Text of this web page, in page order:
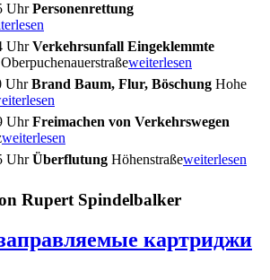
UhrPersonenrettung
UhrVerkehrsunfall Eingeklemmte
weiterlesen
UhrBrand Baum, Flur, Böschung Hohe
UhrFreimachen von Verkehrswegen
weiterlesen
UhrÜberflutung Höhenstraßeweiterlesen
Rupert Spindelbalker
картриджи